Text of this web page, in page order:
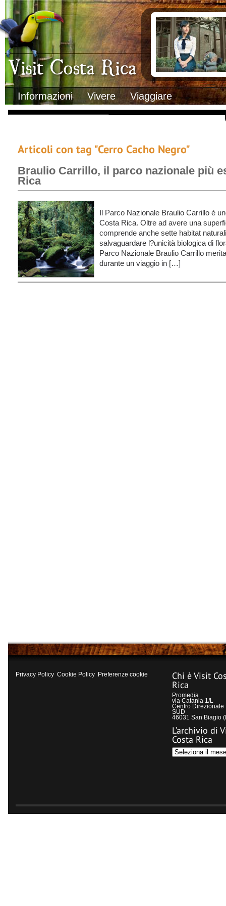
Visit Costa Rica
Informazioni Vivere Viaggiare
Clima
Geografia
Informazioni Geografiche
Letteratura e cultura
Gastronomia
Lo sapevi che
Musica
Natura
Storia
Trasporti Interni
Documenti
Italiani in Costa
L’ambasciata
Opportunità
Articoli con tag "Cerro Cacho Negro"
Braulio Carrillo, il parco nazionale più
Rica
Il Parco Nazionale Braulio Carrillo è
Costa Rica. Oltre ad avere una
comprende anche sette habitat
salvaguardare l?unicità biologica di
Parco Nazionale Braulio Carrillo
durante un viaggio in […]
Privacy Policy Cookie Policy Preferenze cookie Chi è Visit
Rica
Promedia
via Catania 1/L
Centro Direzionale
SUD
46031 San Biagio
L’archivio di
Costa Rica
L’archivio
di